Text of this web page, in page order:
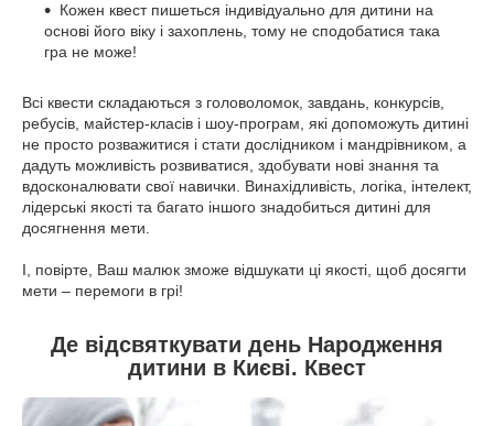
Кожен квест пишеться індивідуально для дитини на
основі його віку і захоплень, тому не сподобатися така
гра не може!
Всі квести складаються з головоломок, завдань, конкурсів,
ребусів, майстер-класів і шоу-програм, які допоможуть дитині
не просто розважитися і стати дослідником і мандрівником, а
дадуть можливість розвиватися, здобувати нові знання та
вдосконалювати свої навички. Винахідливість, логіка, інтелект,
лідерські якості та багато іншого знадобиться дитині для
досягнення мети.
І, повірте, Ваш малюк зможе відшукати ці якості, щоб досягти
мети – перемоги в грі!
Де відсвяткувати день Народження
дитини в Києві. Квест